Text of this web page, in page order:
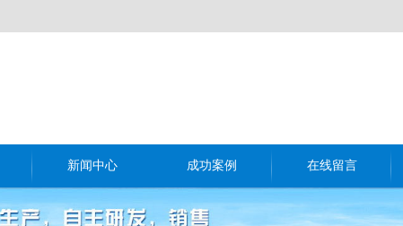
新闻中心 成功案例 在线留言